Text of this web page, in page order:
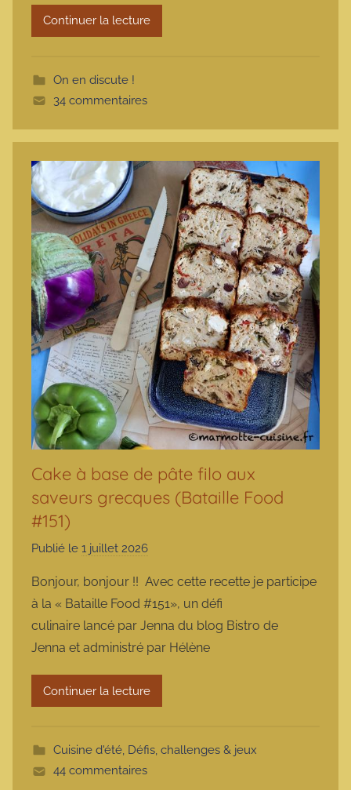
m
Continuer la lecture
On en discute !
34 commentaires
Cake à base de pâte filo aux
saveurs grecques (Bataille Food
#151)
Publié le 1 juillet 2026
r
m
a
r
o
t
e
Bonjour, bonjour !! Avec cette recette je participe
à la « Bataille Food #151», un défi
culinaire lancé par Jenna du blog Bistro de
Jenna et administré par Hélène
Continuer la lecture
Cuisine d'été, Défis, challenges & jeux
44 commentaires